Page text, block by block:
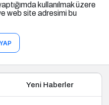
kullanılmak üzere
web site adresimi bu
Yeni Haberler